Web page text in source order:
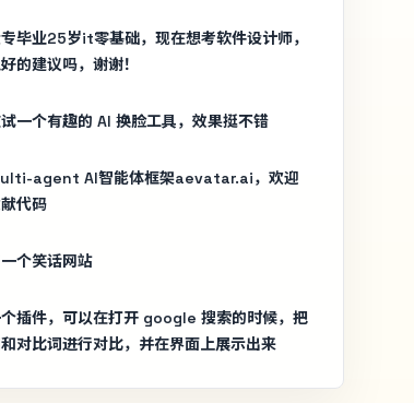
毕业25岁it零基础，现在想考软件设计师，
的建议吗，谢谢！
一个有趣的 AI 换脸工具，效果挺不错
agent AI智能体框架aevatar.ai，欢迎
代码
个笑话网站
插件，可以在打开 google 搜索的时候，把
对比词进行对比，并在界面上展示出来